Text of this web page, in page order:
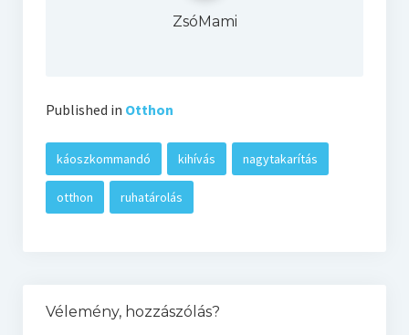
ZsóMami
Published in Otthon
káoszkommandó kihívás nagytakarítás
otthon ruhatárolás
Vélemény, hozzászólás?